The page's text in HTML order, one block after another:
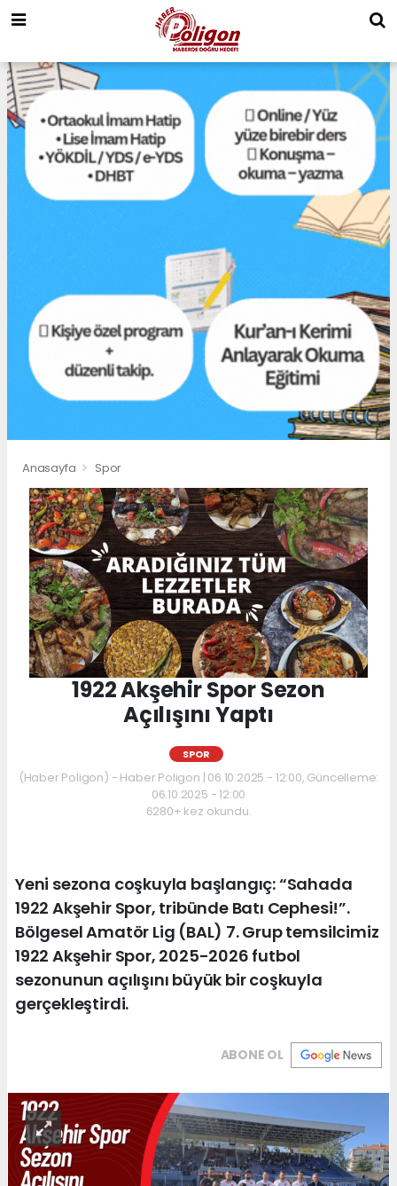
Anasayfa Spor
1922 Akşehir Spor Sezon
Açılışını Yaptı
SPOR
(Haber Poligon) - Haber Poligon | 06.10.2025 - 12:00, Güncelleme:
06.10.2025 - 12:00
6280+ kez okundu.
Yeni sezona coşkuyla başlangıç: “Sahada
1922 Akşehir Spor, tribünde Batı Cephesi!”.
Bölgesel Amatör Lig (BAL) 7. Grup temsilcimiz
1922 Akşehir Spor, 2025-2026 futbol
sezonunun açılışını büyük bir coşkuyla
gerçekleştirdi.
ABONE OL